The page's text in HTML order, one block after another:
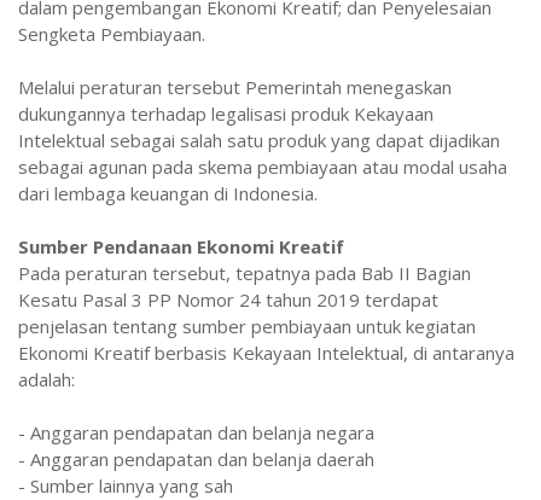
dalam pengembangan Ekonomi Kreatif; dan Penyelesaian
Sengketa Pembiayaan.
Melalui peraturan tersebut Pemerintah menegaskan
dukungannya terhadap legalisasi produk Kekayaan
Intelektual sebagai salah satu produk yang dapat dijadikan
sebagai agunan pada skema pembiayaan atau modal usaha
dari lembaga keuangan di Indonesia.
Sumber Pendanaan Ekonomi Kreatif
Pada peraturan tersebut, tepatnya pada Bab II Bagian
Kesatu Pasal 3 PP Nomor 24 tahun 2019 terdapat
penjelasan tentang sumber pembiayaan untuk kegiatan
Ekonomi Kreatif berbasis Kekayaan Intelektual, di antaranya
adalah:
- Anggaran pendapatan dan belanja negara
- Anggaran pendapatan dan belanja daerah
- Sumber lainnya yang sah